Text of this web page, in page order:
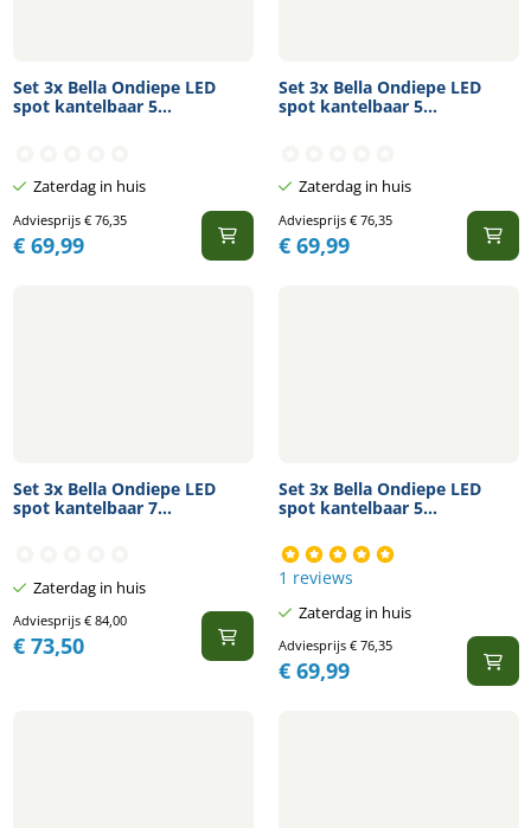
Set 3x Bella Ondiepe LED
spot kantelbaar 5...
Zaterdag in huis
Adviesprijs €76,35
€69,99
Set 3x Bella Ondiepe LED
spot kantelbaar 5...
Zaterdag in huis
Adviesprijs €76,35
€69,99
Set 3x Bella Ondiepe LED
spot kantelbaar 7...
Zaterdag in huis
Adviesprijs €84,00
€73,50
Set 3x Bella Ondiepe LED
spot kantelbaar 5...
1 reviews
Zaterdag in huis
Adviesprijs €76,35
€69,99